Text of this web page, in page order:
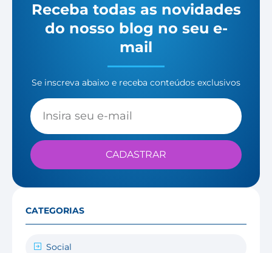
Receba todas as novidades
do nosso blog no seu e-
mail
Se inscreva abaixo e receba conteúdos exclusivos
CADASTRAR
CATEGORIAS
Social